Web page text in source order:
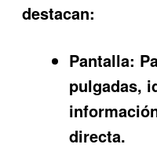
destacan:
Pantalla:
pulgadas,
directa.